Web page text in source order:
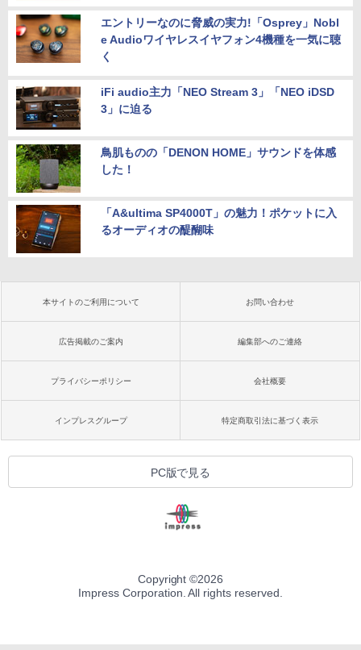
エントリーなのに脅威の実力!「Osprey」Nobl
e Audioワイヤレスイヤフォン4機種を一気に聴
く
iFi audio主力「NEO Stream 3」「NEO iDSD
3」に迫る
鳥肌ものの「DENON HOME」サウンドを体感
した！
「A&ultima SP4000T」の魅力！ポケットに入
るオーディオの醍醐味
本サイトのご利用について お問い合わせ
広告掲載のご案内 編集部へのご連絡
プライバシーポリシー 会社概要
インプレスグループ 特定商取引法に基づく表示
PC版で見る
Copyright ©2026
Impress Corporation. All rights reserved.